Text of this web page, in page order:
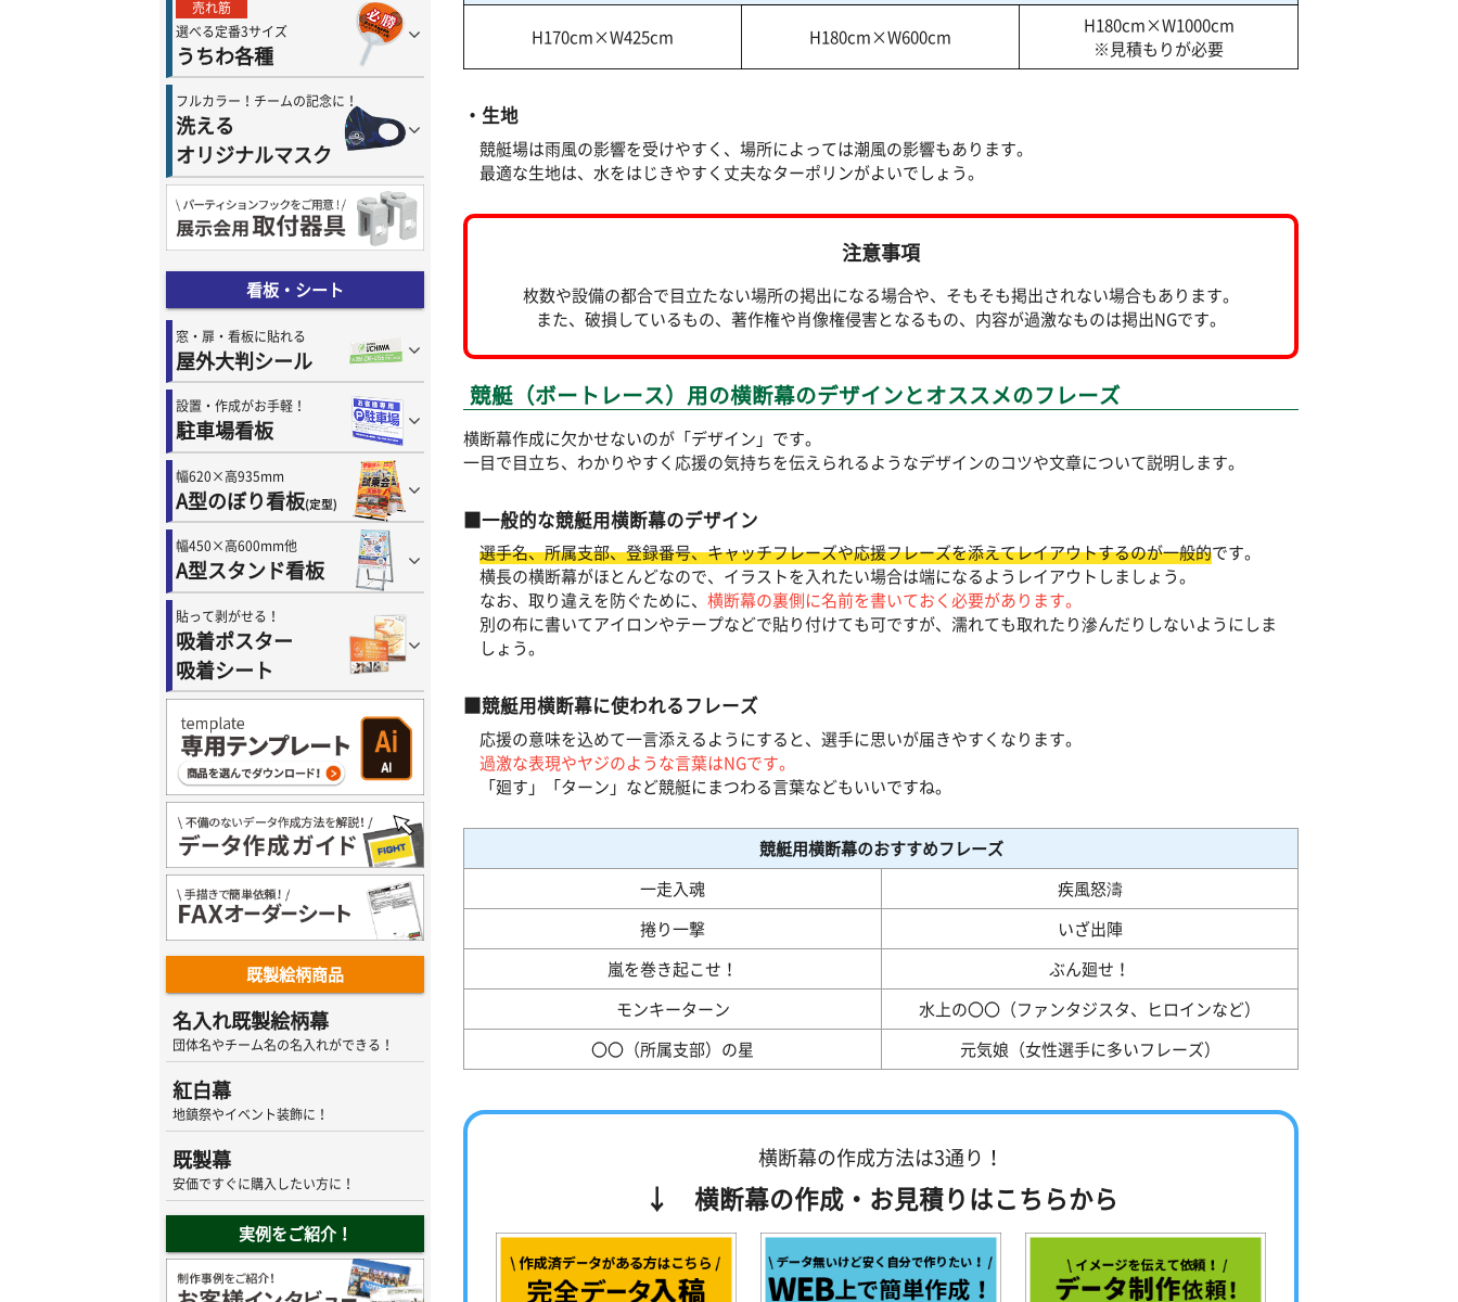
売れ筋
選べる定番3サイズ
うちわ各種
フルカラー！チームの記念に！
洗える
オリジナルマスク
看板・シート
窓・扉・看板に貼れる
屋外大判シール
設置・作成がお手軽！
駐車場看板
幅620×高935mm
A型のぼり看板(定型)
幅450×高600mm他
A型スタンド看板
貼って剥がせる！
吸着ポスター
吸着シート
既製絵柄商品
名入れ既製絵柄幕
団体名やチーム名の名入れができる！
紅白幕
地鎮祭やイベント装飾に！
既製幕
安価ですぐに購入したい方に！
実例をご紹介！
H170cm×W425cm H180cm×W600cm
H180cm×W1000cm
※見積もりが必要
・生地
競艇場は雨風の影響を受けやすく、場所によっては潮風の影響もあります。
最適な生地は、水をはじきやすく丈夫なターポリンがよいでしょう。
注意事項
枚数や設備の都合で目立たない場所の掲出になる場合や、そもそも掲出されない場合もあります。
また、破損しているもの、著作権や肖像権侵害となるもの、内容が過激なものは掲出NGです。
競艇（ボートレース）用の横断幕のデザインとオススメのフレーズ
横断幕作成に欠かせないのが「デザイン」です。
一目で目立ち、わかりやすく応援の気持ちを伝えられるようなデザインのコツや文章について説明します。
■一般的な競艇用横断幕のデザイン
選手名、所属支部、登録番号、キャッチフレーズや応援フレーズを添えてレイアウトするのが一般的です。
横長の横断幕がほとんどなので、イラストを入れたい場合は端になるようレイアウトしましょう。
なお、取り違えを防ぐために、 横断幕の裏側に名前を書いておく必要があります。
別の布に書いてアイロンやテープなどで貼り付けても可ですが、濡れても取れたり滲んだりしないようにしま
しょう。
■競艇用横断幕に使われるフレーズ
応援の意味を込めて一言添えるようにすると、選手に思いが届きやすくなります。
過激な表現やヤジのような言葉はNGです。
「廻す」「ターン」など競艇にまつわる言葉などもいいですね。
競艇用横断幕のおすすめフレーズ
一走入魂
疾風怒濤
捲り一撃
いざ出陣
嵐を巻き起こせ！
ぶん廻せ！
モンキーターン
水上の〇〇（ファンタジスタ、ヒロインなど）
〇〇（所属支部）の星
元気娘（女性選手に多いフレーズ）
横断幕の作成方法は3通り！
↓ 横断幕の作成・お見積りはこちらから